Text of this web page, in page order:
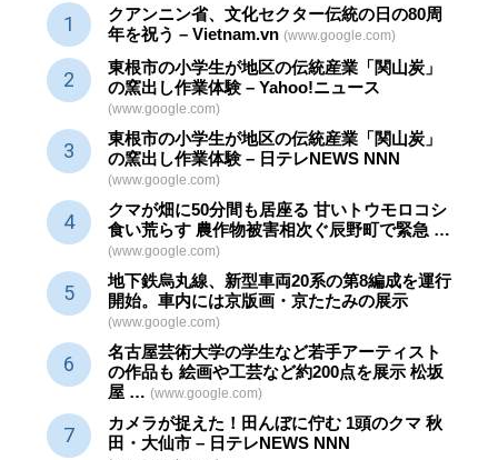
クアンニン省、文化セクター伝統の日の80周
年を祝う – Vietnam.vn (www.google.com)
東根市の小学生が地区の伝統産業 「関山炭」
の窯出し作業体験 – Yahoo!ニュース
(www.google.com)
東根市の小学生が地区の伝統産業 「関山炭」
の窯出し作業体験 – 日テレNEWS NNN
(www.google.com)
クマが畑に50分間も居座る 甘いトウモロコシ
食い荒らす 農作物被害相次ぐ辰野町で緊急 …
(www.google.com)
地下鉄烏丸線、新型車両20系の第8編成を運行
開始。車内には京版画・京たたみの展示
(www.google.com)
名古屋芸術大学の学生など若手アーティスト
の作品も 絵画や工芸など約200点を展示 松坂
屋 … (www.google.com)
カメラが捉えた！田んぼに佇む 1頭のクマ 秋
田・大仙市 – 日テレNEWS NNN